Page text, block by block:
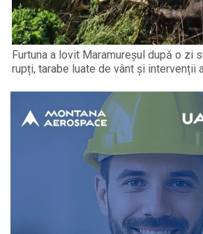
Furtuna a lovit Maramureșul după o zi
rupți, tarabe luate de vânt și intervenții